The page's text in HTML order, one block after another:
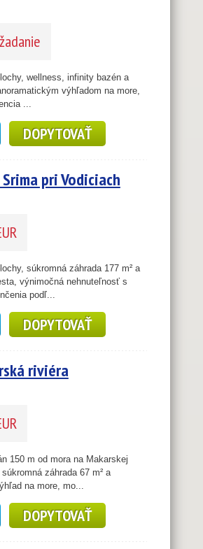
wellness, infinity bazén a
výhľadom na more,
...
DOPYTOVAŤ
pri Vodiciach
súkromná záhrada 177 m² a
výnimočná nehnuteľnosť s
podľ...
DOPYTOVAŤ
riviéra
150 m od mora na Makarskej
záhrada 67 m² a
na more, mo...
DOPYTOVAŤ